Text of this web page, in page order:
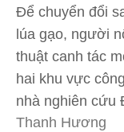
Để chuyển đổi
lúa gạo, người
thuật canh tác
hai khu vực
nhà nghiên cứu
Thanh Hương